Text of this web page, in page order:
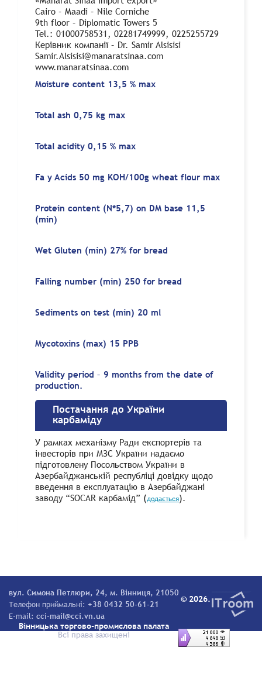
Cairo – Maadi – Nile Corniche
9th floor – Diplomatic Towers 5
Tel.: 01000758531, 02281749999, 0225255729
Керівник компанії – Dr. Samir Alsisisi
Samir.Alsisisi@manaratsinaa.com
www.manaratsinaa.com
Moisture content 13,5 % max
Total ash 0,75 kg max
Total acidity 0,15 % max
Fa y Acids 50 mg KOH/100g wheat flour max
Protein content (N*5,7) on DM base 11,5
(min)
Wet Gluten (min) 27% for bread
Falling number (min) 250 for bread
Sediments on test (min) 20 ml
Mycotoxins (max) 15 PPB
Validity period – 9 months from the date of
production.
Постачання до України
карбаміду
У рамках механізму Ради експортерів та
інвесторів при МЗС України надаємо
підготовлену Посольством України в
Азербайджанській республіці довідку щодо
введення в експлуатацію в Азербайджані
заводу “SOCAR карбамід” (додається).
вул. Симона Петлюри, 24, м. Вінниця, 21050
Телефон приймальні: +38 0432 50-61-21
E-mail: cci-mail@cci.vn.ua
© 2026.
Вінницька торгово-промислова палата
Всі права захищені